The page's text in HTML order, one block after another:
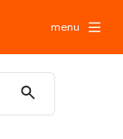
menu